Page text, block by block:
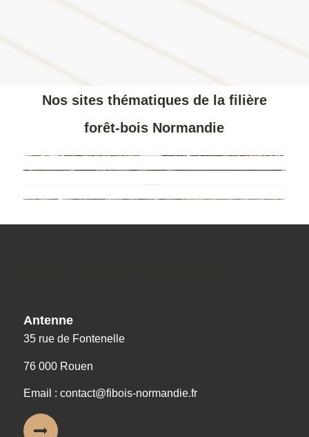
Nos sites thématiques de la filière
forêt-bois Normandie
Antenne
35 rue de Fontenelle
76 000 Rouen
Email : contact@fibois-normandie.fr